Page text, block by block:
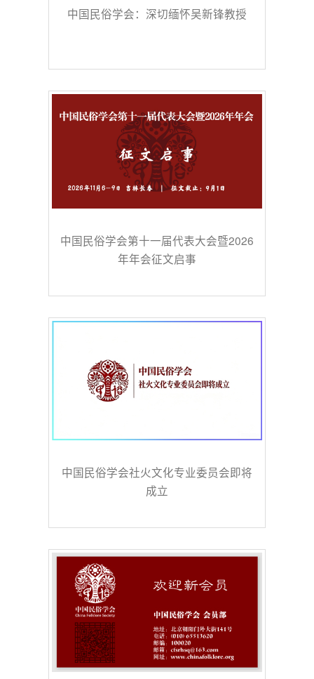
中国民俗学会：深切缅怀吴新锋教授
中国民俗学会第十一届代表大会暨2026
年年会征文启事
中国民俗学会社火文化专业委员会即将
成立